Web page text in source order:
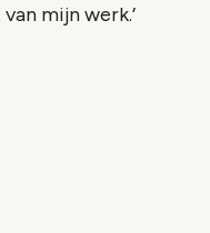
mijn werk.’